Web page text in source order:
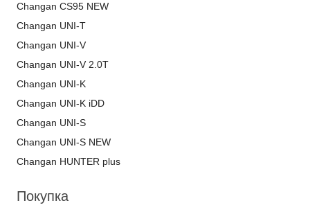
Changan CS95 NEW
Changan UNI-T
Changan UNI-V
Changan UNI-V 2.0T
Changan UNI-K
Changan UNI-K iDD
Changan UNI-S
Changan UNI-S NEW
Changan HUNTER plus
Покупка